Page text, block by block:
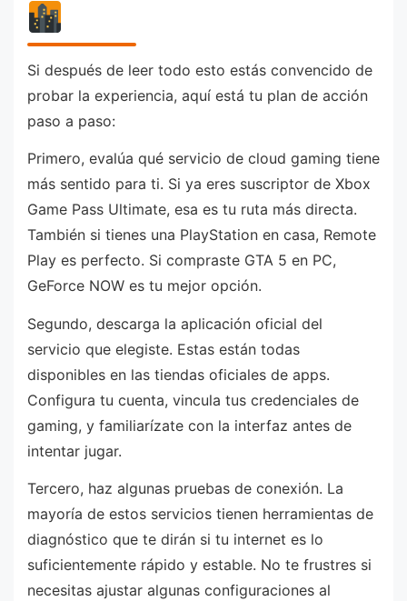
Si después de leer todo esto estás convencido de
probar la experiencia, aquí está tu plan de acción
paso a paso:
Primero, evalúa qué servicio de cloud gaming tiene
más sentido para ti. Si ya eres suscriptor de Xbox
Game Pass Ultimate, esa es tu ruta más directa.
También si tienes una PlayStation en casa, Remote
Play es perfecto. Si compraste GTA 5 en PC,
GeForce NOW es tu mejor opción.
Segundo, descarga la aplicación oficial del
servicio que elegiste. Estas están todas
disponibles en las tiendas oficiales de apps.
Configura tu cuenta, vincula tus credenciales de
gaming, y familiarízate con la interfaz antes de
intentar jugar.
Tercero, haz algunas pruebas de conexión. La
mayoría de estos servicios tienen herramientas de
diagnóstico que te dirán si tu internet es lo
suficientemente rápido y estable. No te frustres si
necesitas ajustar algunas configuraciones al